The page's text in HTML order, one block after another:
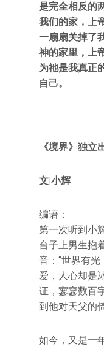
是完全相反的
我们的家，上
一扇扇关掉了
神的家里，上
为祂是我真正
自己。
《境界》独立
文|小辉
编语：
第一次听到小
台子上男生抱
音：“世界有
爱，人心却是
证，寥寥数百
到他对天父的
如今，又是一